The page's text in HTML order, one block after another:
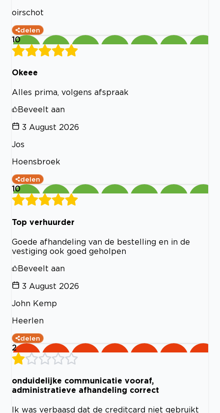
oirschot
delen
10
Okeee
Alles prima, volgens afspraak
Beveelt aan
3 August 2026
Jos
Hoensbroek
delen
10
Top verhuurder
Goede afhandeling van de bestelling en in de
vestiging ook goed geholpen
Beveelt aan
3 August 2026
John Kemp
Heerlen
delen
2
onduidelijke communicatie vooraf,
administratieve afhandeling correct
Ik was verbaasd dat de creditcard niet gebruikt